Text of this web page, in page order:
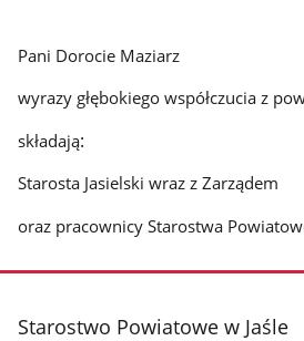
Pani Dorocie Maziarz
wyrazy głębokiego współczucia z
składają:
Starosta Jasielski wraz z Zarządem
oraz pracownicy Starostwa
stopka
Starostwo Powiatowe w Jaśle